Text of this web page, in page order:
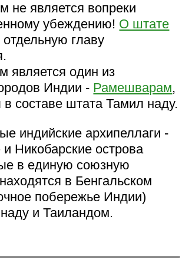
не является вопреки
убеждению! О штате
главу
является один из
Индии - Рамешварам,
составе штата Тамил наду.
индийские архипеллаги -
Никобарские острова
в единую союзную
в Бенгальском
побережье Индии)
и Таиландом.